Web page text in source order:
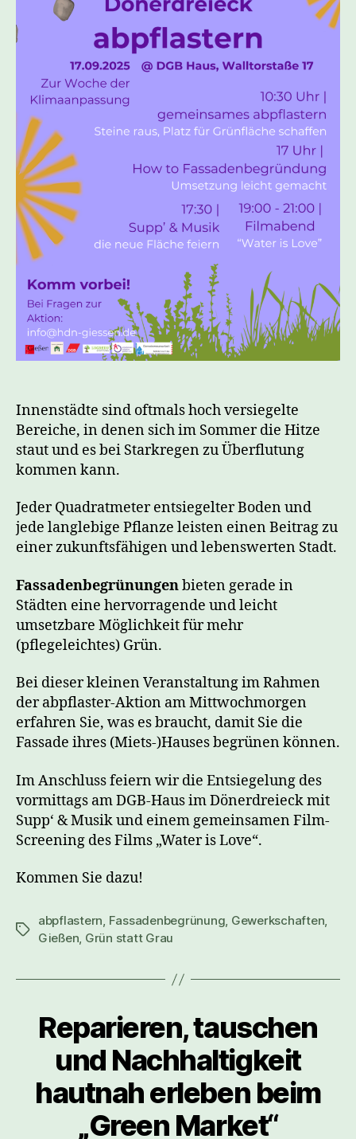
Innenstädte sind oftmals hoch versiegelte
Bereiche, in denen sich im Sommer die Hitze
staut und es bei Starkregen zu Überflutung
kommen kann.
Jeder Quadratmeter entsiegelter Boden und
jede langlebige Pflanze leisten einen Beitrag zu
einer zukunftsfähigen und lebenswerten Stadt.
Fassadenbegrünungenbieten gerade in
Städten eine hervorragende und leicht
umsetzbare Möglichkeit für mehr
(pflegeleichtes) Grün.
Bei dieser kleinen Veranstaltung im Rahmen
der abpflaster-Aktion am Mittwochmorgen
erfahren Sie, was es braucht, damit Sie die
Fassade ihres (Miets-)Hauses begrünen können.
Im Anschluss feiern wir die Entsiegelung des
vormittags am DGB-Haus im Dönerdreieck mit
Supp‘ & Musik und einem gemeinsamen Film-
Screening des Films „Water is Love“.
Kommen Sie dazu!
abpflastern, Fassadenbegrünung, Gewerkschaften,
Gießen, Grün statt Grau
Reparieren, tauschen
und Nachhaltigkeit
hautnah erleben beim
„Green Market“